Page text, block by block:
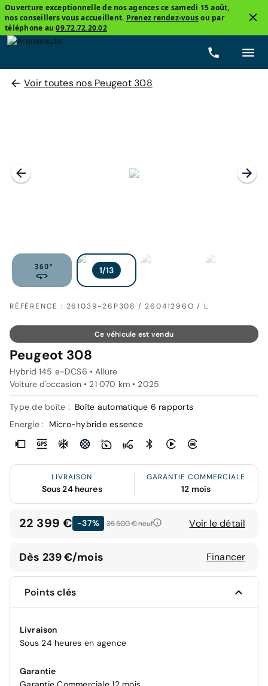
Ouverture exceptionnelle de nos agences ce samedi 15 août,
nos conseillers vous accueillent. Prenez rendez-vousou par
téléphone au09.72.72.20.02
Voir toutes nos Peugeot 308
RÉFÉRENCE : 261039-26P308 / 26041296O / L
Ce véhicule est vendu
Peugeot 308
Hybrid 145 e-DCS6 • Allure
Voiture d'occasion • 21 070 km • 2025
Type de boîte : Boîte automatique 6 rapports
Energie :
Micro-hybride essence
LIVRAISON
Sous 24 heures
GARANTIE COMMERCIALE
12 mois
22 399 € -37% 35 500 €neuf Voir le détail
Dès 239 €/mois Financer
Points clés
Livraison
Sous 24 heures en agence
Garantie